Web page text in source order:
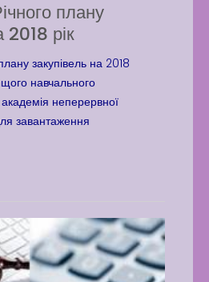
плану
2018 рік
закупівель на 2018
навчального
неперервної
завантаження